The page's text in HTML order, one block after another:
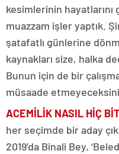
kesimlerinin
muazzam işler yaptık.
şatafatlı günlerine
kaynakları size, halka
Bunun için de bir
müsaade
ACEMİLİK NASIL HİÇ
her seçimde bir aday
2019’da Binali Bey,